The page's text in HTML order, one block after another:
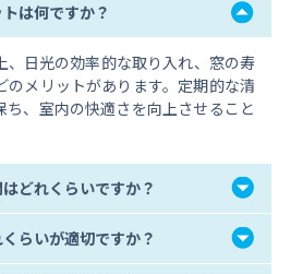
は何ですか？
、日光の効率的な取り入れ、窓の寿
のメリットがあります。定期的な清
、室内の快適さを向上させること
どれくらいですか？
らいが適切ですか？